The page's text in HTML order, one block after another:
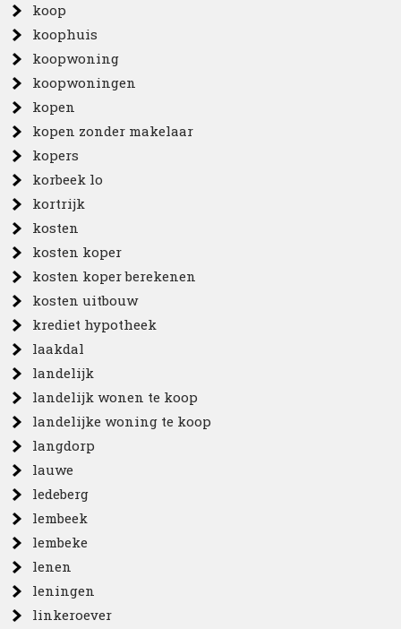
koop
koophuis
koopwoning
koopwoningen
kopen
kopen zonder makelaar
kopers
korbeek lo
kortrijk
kosten
kosten koper
kosten koper berekenen
kosten uitbouw
krediet hypotheek
laakdal
landelijk
landelijk wonen te koop
landelijke woning te koop
langdorp
lauwe
ledeberg
lembeek
lembeke
lenen
leningen
linkeroever